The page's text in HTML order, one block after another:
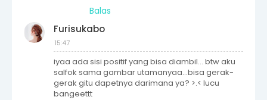
Balas
Furisukabo
15:47
iyaa ada sisi positif yang bisa diambil... btw aku
salfok sama gambar utamanyaa...bisa gerak-
gerak gitu dapetnya darimana ya? >.< lucu
bangeettt